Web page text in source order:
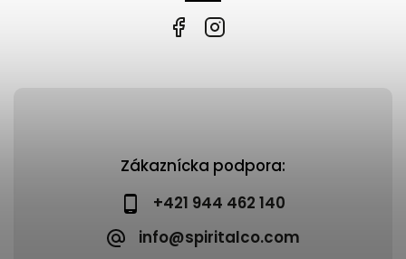
Zákaznícka podpora:
+421 944 462 140
info@spiritalco.com